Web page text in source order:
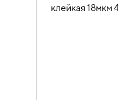
08.02.03.02